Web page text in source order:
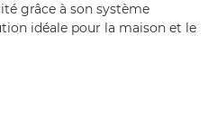
grâce à son système
idéale pour la maison et le